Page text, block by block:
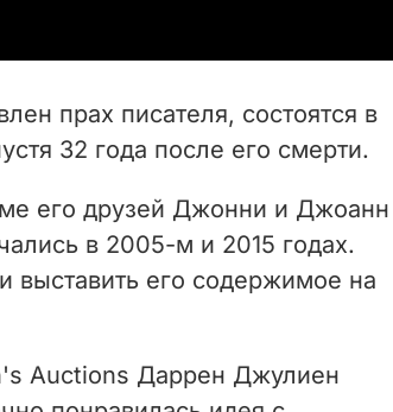
i
d
e
o
прах писателя, состоятся в
32 года после его смерти.
его друзей Джонни и Джоанн
в 2005-м и 2015 годах.
его содержимое на
Auctions Даррен Джулиен